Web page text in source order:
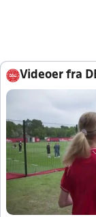
Videoer fra